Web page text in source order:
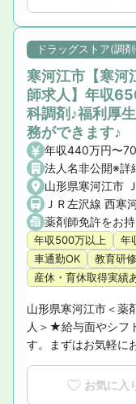
ドラッグストア(調
寒河江市【寒河
師求人】年収
科調剤♪福利厚
務ができます♪
法人名非公開※詳
山形県寒河江市
ＪＲ左沢線 西寒
薬剤師免許をお
年収500万以上 年
車通勤OK
教育研
産休・育休取得実績
山形県寒河江市＜薬
人＞★給与面やシフ
す。まずはお気軽に
お気に入